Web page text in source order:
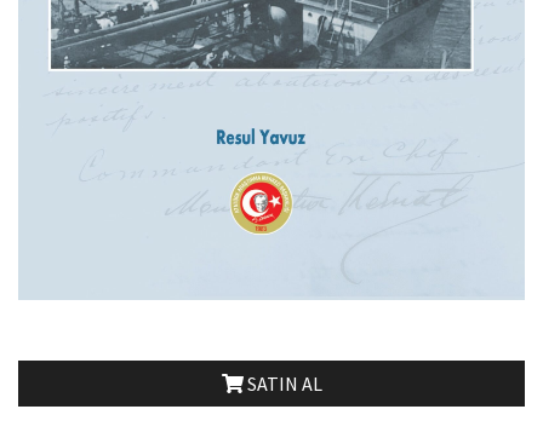
SATIN AL